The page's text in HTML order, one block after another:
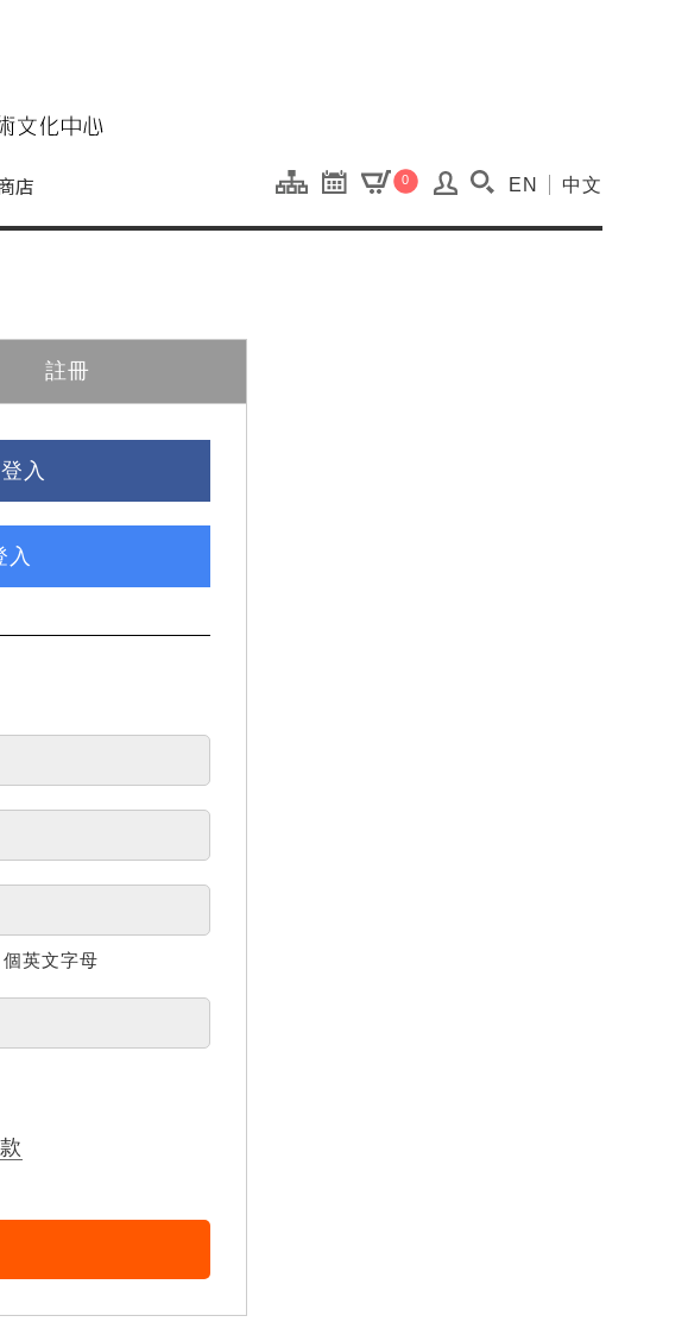
文化中心 National
店 0 搜尋(開啟搜尋視窗)
EN 中文
註冊
入
入
英文字母